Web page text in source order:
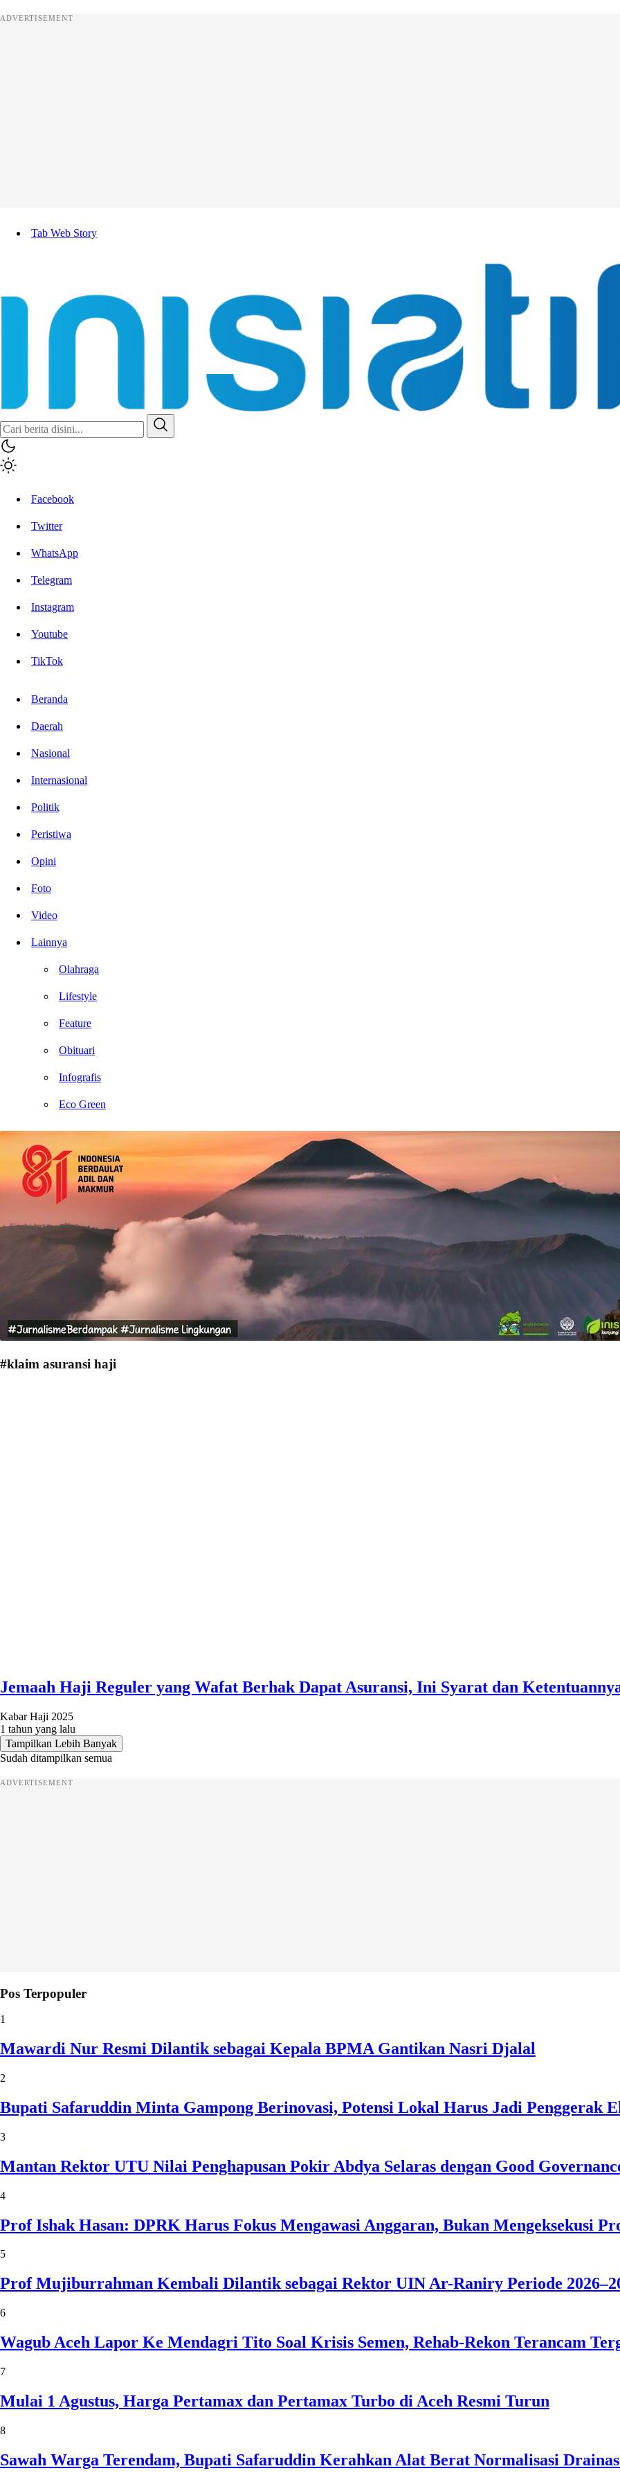
ADVERTISEMENT
Tab Web Story
Inisiatif.co
Stay Connected Stay Informed
Facebook
Twitter
WhatsApp
Telegram
Instagram
Youtube
TikTok
Beranda
Daerah
Nasional
Internasional
Politik
Peristiwa
Opini
Foto
Video
Lainnya
Olahraga
Lifestyle
Feature
Obituari
Infografis
Eco Green
#klaim asuransi haji
Jemaah Haji Reguler yang Wafat Berhak Dapat Asuransi, Ini Syarat dan
Kabar Haji 2025
1 tahun yang lalu
Tampilkan Lebih Banyak
Sudah ditampilkan semua
ADVERTISEMENT
Pos Terpopuler
1
Mawardi Nur Resmi Dilantik sebagai Kepala BPMA Gantikan Nasri Djalal
2
Bupati Safaruddin Minta Gampong Berinovasi, Potensi Lokal Harus Jadi Penggerak
3
Mantan Rektor UTU Nilai Penghapusan Pokir Abdya Selaras dengan Good
4
Prof Ishak Hasan: DPRK Harus Fokus Mengawasi Anggaran, Bukan Mengeksekusi
5
Prof Mujiburrahman Kembali Dilantik sebagai Rektor UIN Ar-Raniry Periode
6
Wagub Aceh Lapor Ke Mendagri Tito Soal Krisis Semen, Rehab-Rekon Terancam
7
Mulai 1 Agustus, Harga Pertamax dan Pertamax Turbo di Aceh Resmi Turun
8
Sawah Warga Terendam, Bupati Safaruddin Kerahkan Alat Berat Normalisasi